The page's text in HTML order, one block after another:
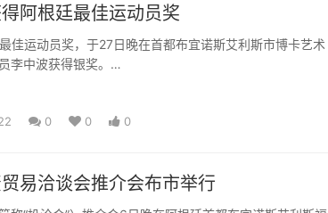
阿根廷最佳运动员奖
佳运动员奖，于27日晚在首都布宜诺斯艾利斯市博卡艺术
李中波获得银奖。
0 0 0
易洽谈会推介会布市举行